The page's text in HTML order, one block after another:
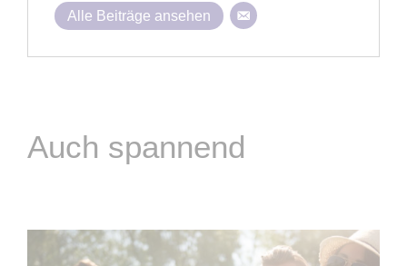
Alle Beiträge ansehen
Auch spannend